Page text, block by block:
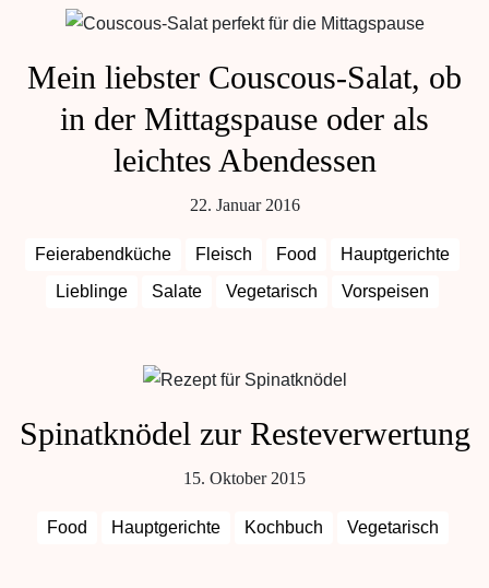
Mein liebster Couscous-Salat, ob
in der Mittagspause oder als
leichtes Abendessen
22. Januar 2016
Feierabendküche Fleisch Food
Hauptgerichte
Lieblinge
Salate Vegetarisch Vorspeisen
Spinatknödel zur Resteverwertung
15. Oktober 2015
Food Hauptgerichte Kochbuch Vegetarisch